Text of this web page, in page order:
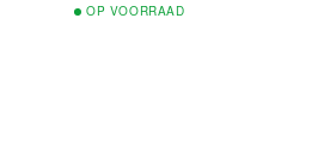
OP VOORRAAD